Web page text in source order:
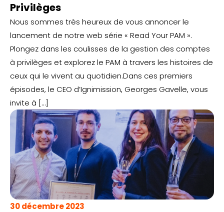
Privilèges
Nous sommes très heureux de vous annoncer le
lancement de notre web série « Read Your PAM ».
Plongez dans les coulisses de la gestion des comptes
à privilèges et explorez le PAM à travers les histoires de
ceux qui le vivent au quotidien.Dans ces premiers
épisodes, le CEO d’Ignimission, Georges Gavelle, vous
invite à […]
30 décembre 2023